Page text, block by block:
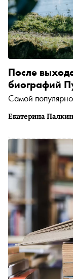
Екатерина
После
биографий
Самой